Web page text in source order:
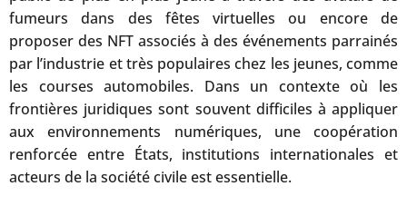
fumeurs dans des fêtes virtuelles ou encore de
proposer des NFT associés à des événements parrainés
par l’industrie et très populaires chez les jeunes, comme
les courses automobiles. Dans un contexte où les
frontières juridiques sont souvent difficiles à appliquer
aux environnements numériques, une coopération
renforcée entre États, institutions internationales et
acteurs de la société civile est essentielle.